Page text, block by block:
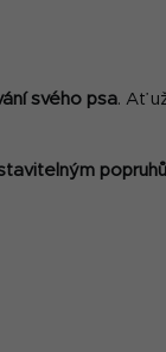
svého psa. Ať